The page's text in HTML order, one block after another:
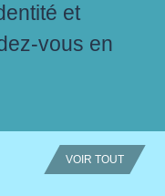
et
vous en
VOIR TOUT